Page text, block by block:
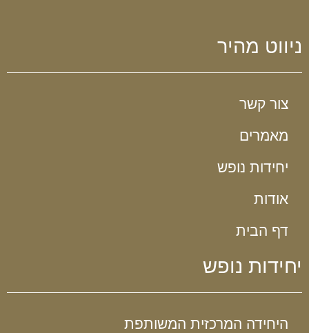
ניווט מהיר
צור קשר
מאמרים
יחידות נופש
אודות
דף הבית
יחידות נופש
היחידה המרכזית המשותפת